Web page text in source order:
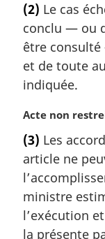
:t
e
m
a
g
n
a
e
:
(2) Le cas
conclu — ou
être
et de toute
indiquée.
N
t
e
m
a
g
Acte non
(3) Les
article ne
ministre
l’exécution
la présente